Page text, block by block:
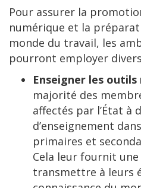
Pour assurer la
numérique et la
monde du travail, les
pourront employer
Enseigner les outils
majorité des
affectés par l’État à
d’enseignement
primaires et
Cela leur fournit
transmettre à leurs